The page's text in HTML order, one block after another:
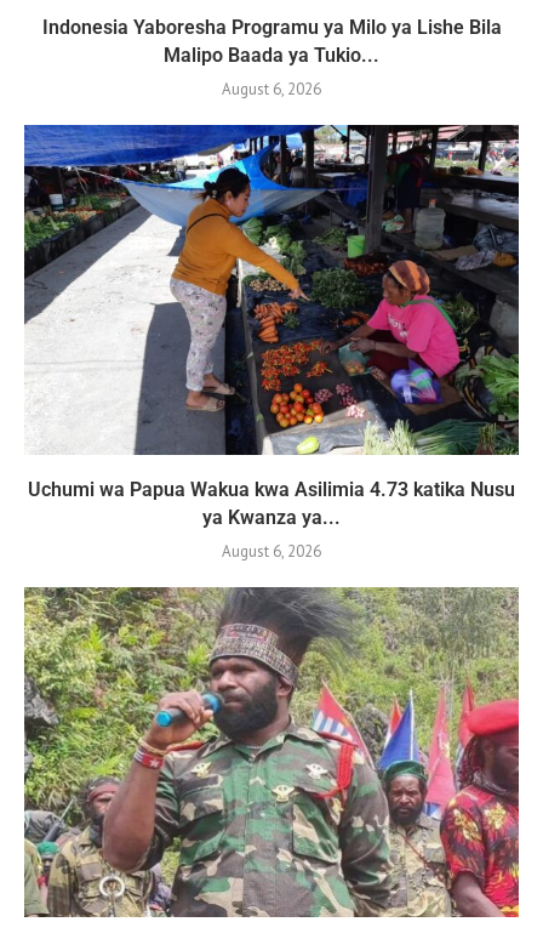
Indonesia Yaboresha Programu ya Milo ya Lishe Bila
Malipo Baada ya Tukio...
August 6, 2026
Uchumi wa Papua Wakua kwa Asilimia 4.73 katika Nusu
ya Kwanza ya...
August 6, 2026